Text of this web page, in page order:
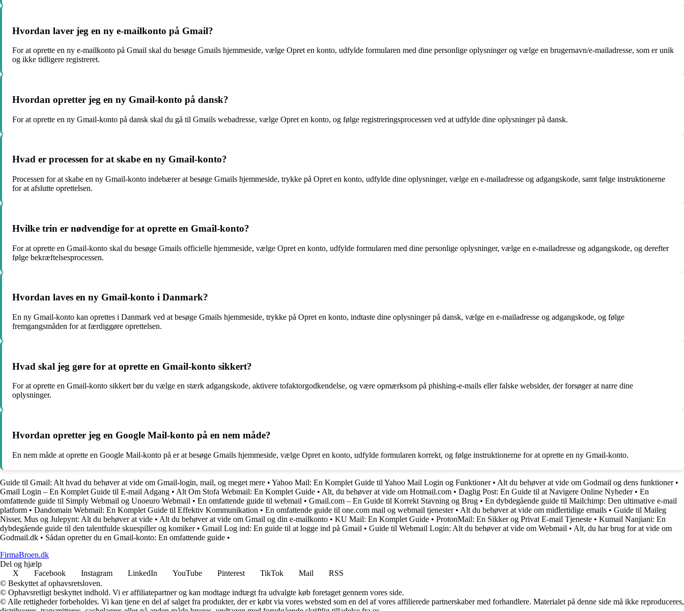
Hvordan laver jeg en ny e-mailkonto på Gmail?
For at oprette en ny e-mailkonto på Gmail skal du besøge Gmails hjemmeside, vælge Opret en konto, udfylde formularen med dine personlige oplysninger og vælge en brugernavn/e-mailadresse, som er unik
og ikke tidligere registreret.
Hvordan opretter jeg en ny Gmail-konto på dansk?
For at oprette en ny Gmail-konto på dansk skal du gå til Gmails webadresse, vælge Opret en konto, og følge registreringsprocessen ved at udfylde dine oplysninger på dansk.
Hvad er processen for at skabe en ny Gmail-konto?
Processen for at skabe en ny Gmail-konto indebærer at besøge Gmails hjemmeside, trykke på Opret en konto, udfylde dine oplysninger, vælge en e-mailadresse og adgangskode, samt følge instruktionerne
for at afslutte oprettelsen.
Hvilke trin er nødvendige for at oprette en Gmail-konto?
For at oprette en Gmail-konto skal du besøge Gmails officielle hjemmeside, vælge Opret en konto, udfylde formularen med dine personlige oplysninger, vælge en e-mailadresse og adgangskode, og derefter
følge bekræftelsesprocessen.
Hvordan laves en ny Gmail-konto i Danmark?
En ny Gmail-konto kan oprettes i Danmark ved at besøge Gmails hjemmeside, trykke på Opret en konto, indtaste dine oplysninger på dansk, vælge en e-mailadresse og adgangskode, og følge
fremgangsmåden for at færdiggøre oprettelsen.
Hvad skal jeg gøre for at oprette en Gmail-konto sikkert?
For at oprette en Gmail-konto sikkert bør du vælge en stærk adgangskode, aktivere tofaktorgodkendelse, og være opmærksom på phishing-e-mails eller falske websider, der forsøger at narre dine
oplysninger.
Hvordan opretter jeg en Google Mail-konto på en nem måde?
En nem måde at oprette en Google Mail-konto på er at besøge Gmails hjemmeside, vælge Opret en konto, udfylde formularen korrekt, og følge instruktionerne for at oprette en ny Gmail-konto.
Guide til Gmail: Alt hvad du behøver at vide om Gmail-login, mail, og meget mere • Yahoo Mail: En Komplet Guide til Yahoo Mail Login og Funktioner• Alt du behøver at vide om Godmail og dens funktioner•
Gmail Login – En Komplet Guide til E-mail Adgang • Alt Om Stofa Webmail: En Komplet Guide • Alt, du behøver at vide om Hotmail.com • Daglig Post: En Guide til at Navigere Online Nyheder• En
omfattende guide til Simply Webmail og Unoeuro Webmail • En omfattende guide til webmail • Gmail.com – En Guide til Korrekt Stavning og Brug • En dybdegående guide til Mailchimp: Den ultimative e-mail
platform • Dandomain Webmail: En Komplet Guide til Effektiv Kommunikation • En omfattende guide til one.com mail og webmail tjenester• Alt du behøver at vide om midlertidige emails • Guide til Maileg
Nisser, Mus og Julepynt: Alt du behøver at vide • Alt du behøver at vide om Gmail og din e-mailkonto • KU Mail: En Komplet Guide • ProtonMail: En Sikker og Privat E-mail Tjeneste • Kumail Nanjiani: En
dybdegående guide til den talentfulde skuespiller og komiker• Gmail Log ind: En guide til at logge ind på Gmail • Guide til Webmail Login: Alt du behøver at vide om Webmail • Alt, du har brug for at vide om
Godmail.dk • Sådan opretter du en Gmail-konto: En omfattende guide •
FirmaBroen.dk
Del og hjælp
X
Facebook Instagram LinkedIn YouTube Pinterest TikTok Mail
RSS
© Beskyttet af ophavsretsloven.
© Ophavsretligt beskyttet indhold. Vi er affiliatepartner og kan modtage indtægt fra udvalgte køb foretaget gennem vores side.
© Alle rettigheder forbeholdes. Vi kan tjene en del af salget fra produkter, der er købt via vores websted som en del af vores affilierede partnerskaber med forhandlere. Materialet på denne side må ikke reproduceres,